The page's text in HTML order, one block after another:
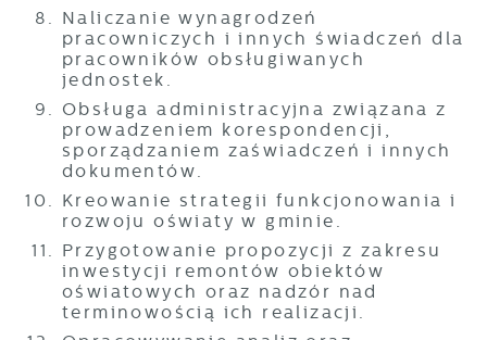
Naliczanie wynagrodzeń
pracowniczych i innych świadczeń dla
pracowników obsługiwanych
jednostek.
Obsługa administracyjna związana z
prowadzeniem korespondencji,
sporządzaniem zaświadczeń i innych
dokumentów.
Kreowanie strategii funkcjonowania i
rozwoju oświaty w gminie.
Przygotowanie propozycji z zakresu
inwestycji remontów obiektów
oświatowych oraz nadzór nad
terminowością ich realizacji.